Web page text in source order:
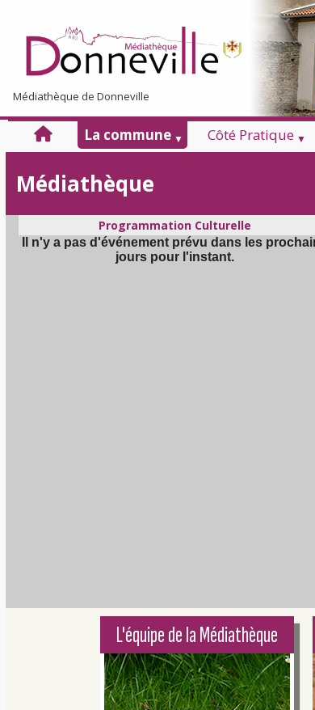
Médiathèque de Donneville
La commune Côté Pratique
Médiathèque
Programmation Culturelle
L'équipe de la Médiathèque